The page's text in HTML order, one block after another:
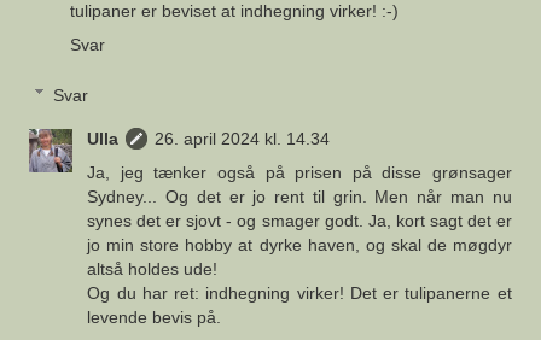
tulipaner er beviset at indhegning virker! :-)
Svar
Svar
Ulla
26. april 2024 kl. 14.34
Ja, jeg tænker også på prisen på disse grønsager
Sydney... Og det er jo rent til grin. Men når man nu
synes det er sjovt - og smager godt. Ja, kort sagt det er
jo min store hobby at dyrke haven, og skal de møgdyr
altså holdes ude!
Og du har ret: indhegning virker! Det er tulipanerne et
levende bevis på.